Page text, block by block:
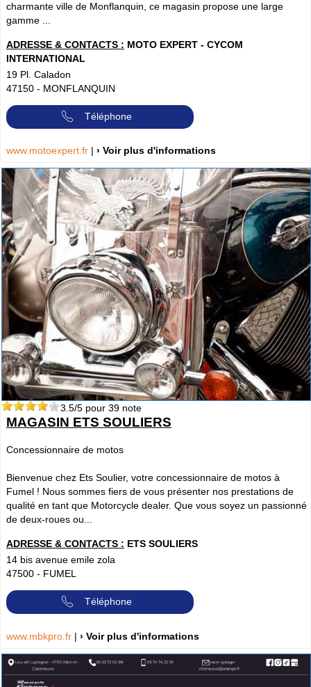
charmante ville de Monflanquin, ce magasin propose une large
gamme ...
ADRESSE & CONTACTS : MOTO EXPERT - CYCOM
INTERNATIONAL
19 Pl. Caladon
47150 - MONFLANQUIN
Téléphone
www.motoexpert.fr | › Voir plus d'informations
3.5/5 pour 39 note
MAGASIN ETS SOULIERS
Concessionnaire de motos
Bienvenue chez Ets Soulier, votre concessionnaire de motos à
Fumel ! Nous sommes fiers de vous présenter nos prestations de
qualité en tant que Motorcycle dealer. Que vous soyez un passionné
de deux-roues ou...
ADRESSE & CONTACTS : ETS SOULIERS
14 bis avenue emile zola
47500 - FUMEL
Téléphone
www.mbkpro.fr | › Voir plus d'informations